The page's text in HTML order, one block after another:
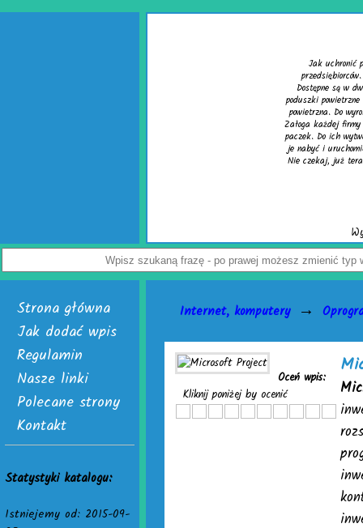
do paczek. Alternatywą dla nich jest chroniąca równie dobrze mata
firmy handlowej mogą w łatwy sposób tworzyć wspomniane wypełniacze do
wytwarzania skonstruowano markowe urządzenia activaAir. Trzeba tylko
Strona główna
Jak dodać wpis
Regulamin
Nasze linki
Polecane strony
Kontakt
Statystyki katalogu:
Istniejemy od: 2015-09-
Internet, komputery →
Oceń wpis:
Kliknij poniżej by ocenić